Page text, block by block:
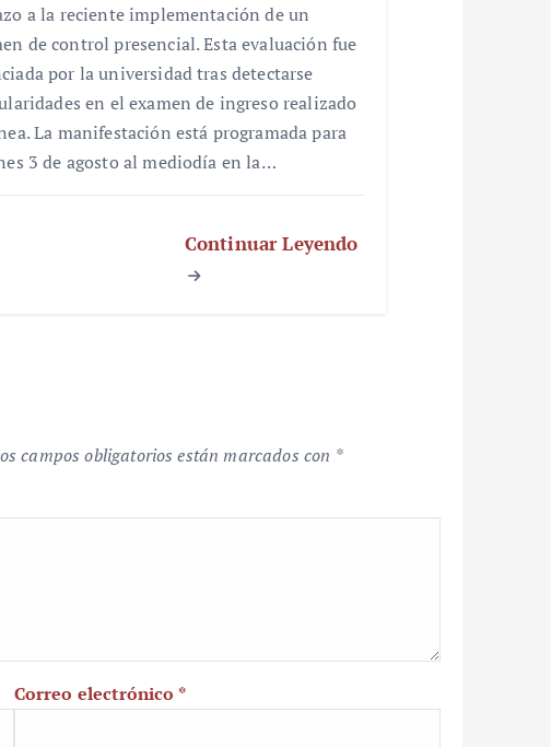
a la reciente implementación de un
de control presencial. Esta evaluación fue
por la universidad tras detectarse
en el examen de ingreso realizado
La manifestación está programada para
3 de agosto al mediodía en la…
Continuar Leyendo
campos obligatorios están marcados con *
Correo electrónico *